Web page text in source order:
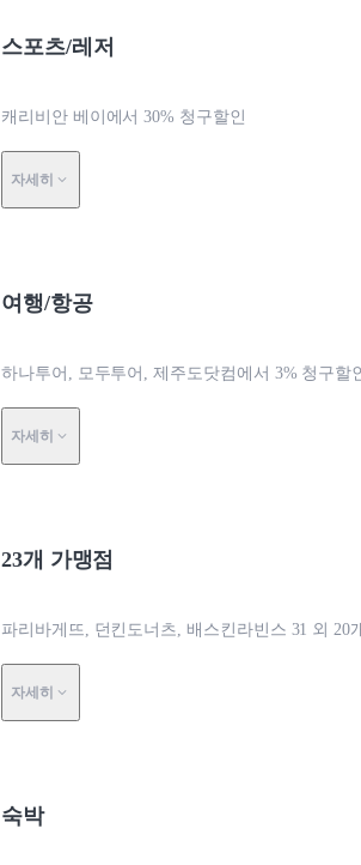
스포츠/레저
캐리비안 베이에서 30% 청구할인
자세히
여행/항공
하나투어, 모두투어, 제주도닷컴에서 3% 청구할
자세히
23개 가맹점
파리바게뜨, 던킨도너츠, 배스킨라빈스 31 외 20
자세히
숙박